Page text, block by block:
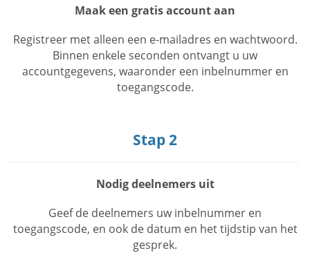
Maak een gratis account aan
Registreer met alleen een e-mailadres en wachtwoord.
Binnen enkele seconden ontvangt u uw
accountgegevens, waaronder een inbelnummer en
toegangscode.
Stap 2
Nodig deelnemers uit
Geef de deelnemers uw inbelnummer en
toegangscode, en ook de datum en het tijdstip van het
gesprek.